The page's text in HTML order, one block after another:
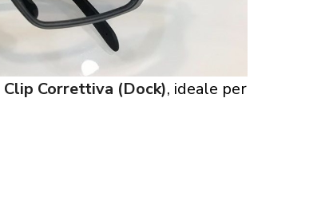
Clip Correttiva (Dock), ideale per